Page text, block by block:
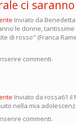
ci saranno
Inviato da
le donne,
di rosso" (Franca
commenti.
Inviato da rossa61 il
nella mia
commenti.